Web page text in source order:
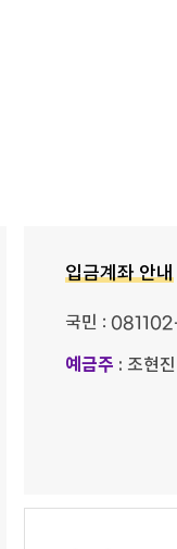
입금계좌 안내
국민 :
예금주 : 조현진